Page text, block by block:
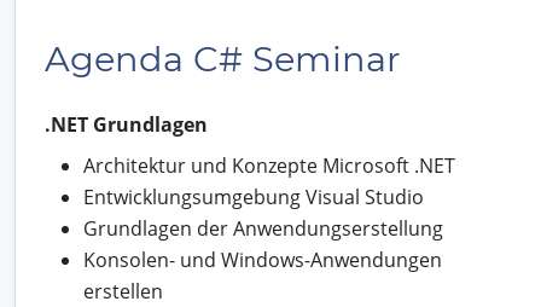
Agenda C# Seminar
.NET Grundlagen
Architektur und Konzepte Microsoft .NET
Entwicklungsumgebung Visual Studio
Grundlagen der Anwendungserstellung
Konsolen- und Windows-Anwendungen
erstellen